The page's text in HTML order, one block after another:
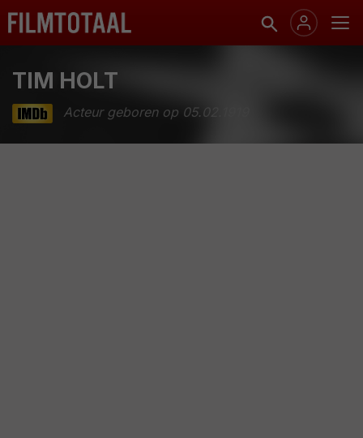
TIM HOLT
Acteur geboren op 05.02.1919